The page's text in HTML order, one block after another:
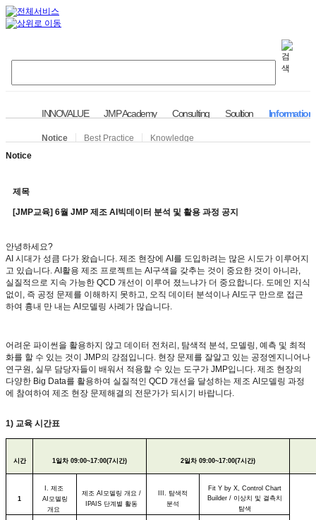
INNOVALUE JMP Academy Consulting Soultion Information
Notice Best Practice
Knowledge
Notice
제목
[JMP교육] 6월 JMP 제조 AI빅데이터 분석 및 활용 과정 공지
안녕하세요?
AI 시대가 성큼 다가 왔습니다. 제조 현장에 AI 를 도입하려는 많은 시도가 이루어지
고 있습니다. AI 활용 제조 프로젝트는 AI 구색을 갖추는 것이 중요한 것이 아니라,
실질적으로 지속 가능한 QCD 개선이 이루어 졌느냐가 더 중요합니다. 도메인 지식
없이 , 즉 공정 문제를 이해하지 못하고, 오직 데이터 분석이나 AI 도구 만으로 접근
하여 흉내 만 내는 AI 모델링 사례가 많습니다.
어려운 파이썬을 활용하지 않고 데이터 전처리 , 탐색적 분석 , 모델링, 예측 및 최적
화를 할 수 있는 것이 JMP의 강점입니다. 현장 문제를 잘알고 있는 공정엔지니어나
연구원 , 실무 담당자들이 배워서 적용할 수 있는 도구가 JMP입니다. 제조 현장의
다양한 Big Data를 활용하여 실질적인 QCD 개선을 달성하는 제조 AI 모델링 과정
에 참여하여 제조 현장 문제해결의 전문가가 되시기 바랍니다.
1) 교육 시간표
시간 1일차 09:00~17:00(7시간) 2일차 09:00~17:00(7시간)
1
I. 제조
AI 모델링
개요
제조 AI 모델링 개요 /
IPAIS 단계별 활동
III. 탐색적
분석
Fit Y by X, Control Chart
Builder / 이상치 및 결측치
탐색